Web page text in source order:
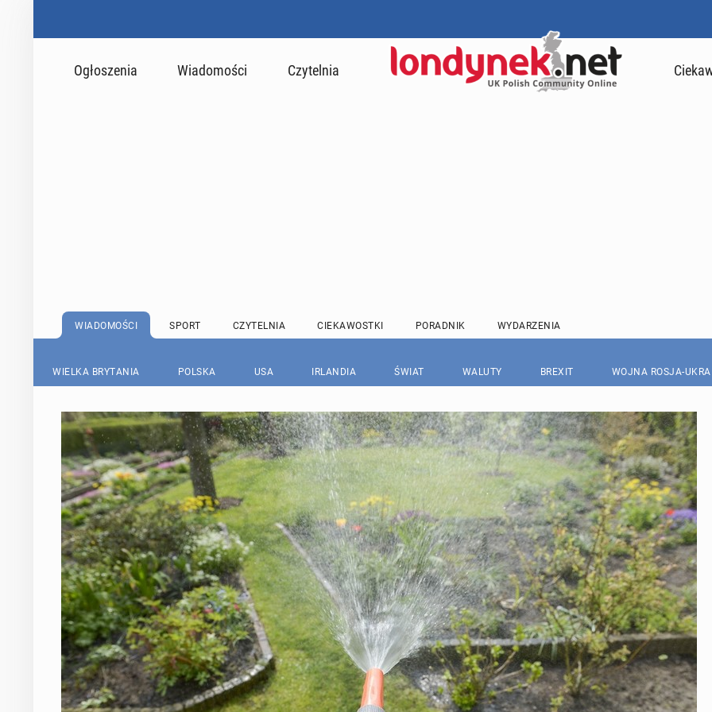
Ogłoszenia Wiadomości Czytelnia
WIADOMOŚCI SPORT CZYTELNIA CIEKAWOSTKI PORADNIK WYDARZENIA
WIELKA BRYTANIA POLSKA USA IRLANDIA ŚWIAT WALUTY BREXIT WOJNA ROSJA-